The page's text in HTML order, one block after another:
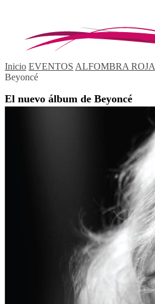
Inicio EVENTOS ALFOMBRA ROJA
Beyoncé
El nuevo álbum de Beyoncé